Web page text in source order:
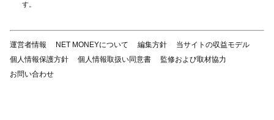
す。
運営者情報 NET MONEYについて 編集方針
当サイトの収益モデル
個人情報保護方針
個人情報取扱い同意書
監修および取材協力
お問い合わせ